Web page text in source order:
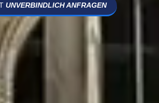
UNVERBINDLICH ANFRAGEN